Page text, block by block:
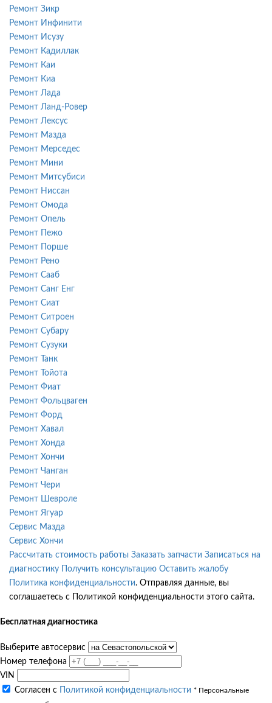
Ремонт Зикр
Ремонт Инфинити
Ремонт Исузу
Ремонт Кадиллак
Ремонт Каи
Ремонт Киа
Ремонт Лада
Ремонт Ланд-Ровер
Ремонт Лексус
Ремонт Мазда
Ремонт Мерседес
Ремонт Мини
Ремонт Митсубиси
Ремонт Ниссан
Ремонт Омода
Ремонт Опель
Ремонт Пежо
Ремонт Порше
Ремонт Рено
Ремонт Сааб
Ремонт Санг Енг
Ремонт Сиат
Ремонт Ситроен
Ремонт Субару
Ремонт Сузуки
Ремонт Танк
Ремонт Тойота
Ремонт Фиат
Ремонт Фольцваген
Ремонт Форд
Ремонт Хавал
Ремонт Хонда
Ремонт Хончи
Ремонт Чанган
Ремонт Чери
Ремонт Шевроле
Ремонт Ягуар
Сервис Мазда
Сервис Хончи
Рассчитать стоимость работы Заказать запчасти Записаться на
диагностику
Получить консультацию Оставить жалобу
Политика конфиденциальности. Отправляя данные, вы
соглашаетесь с Политикой конфиденциальности этого сайта.
Бесплатная диагностика
Выберите автосервис
Номер телефона
VIN
Согласен с
Политикой конфиденциальности * Персональные